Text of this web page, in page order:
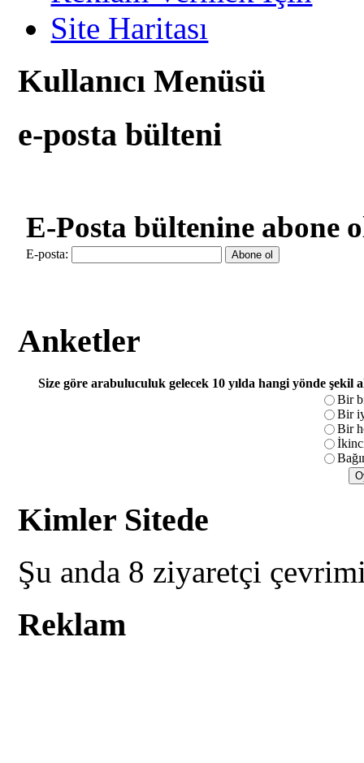
Site Haritası
Kullanıcı Menüsü
e-posta bülteni
E-Posta bültenine abone
E-posta:
Anketler
Size göre arabuluculuk gelecek 10 yılda hangi yönde şekil
Bir
Bir
Bir
Kimler Sitede
Şu anda 8 ziyaretçi
Reklam